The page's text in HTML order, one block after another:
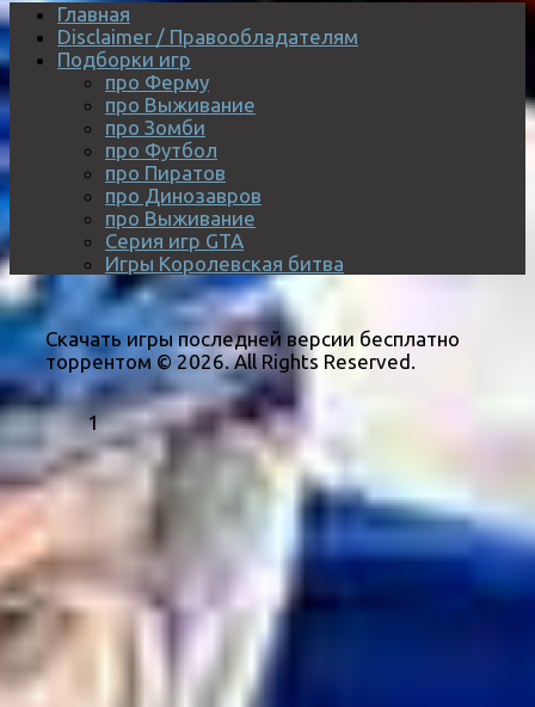
Главная
Disclaimer / Правообладателям
Подборки игр
про Ферму
про Выживание
про Зомби
про Футбол
про Пиратов
про Динозавров
про Выживание
Серия игр GTA
Игры Королевская битва
Скачать игры последней версии бесплатно
торрентом © 2026. All Rights Reserved.
1